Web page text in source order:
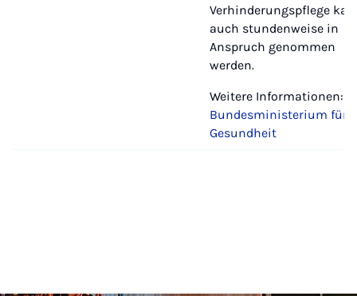
Verhinderungspflege
auch stundenweise in
Anspruch genommen
werden.
Weitere Informationen:
Bundesministerium für
Gesundheit